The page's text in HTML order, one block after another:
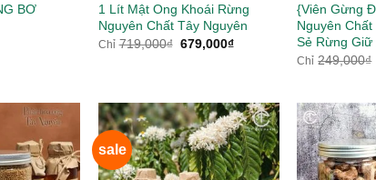
BƠ
1 Lít Mật Ong Khoái Rừng
Nguyên Chất Tây Nguyên
Chỉ 719,000₫ Giá
679,000₫Giá
{Viên Gừng
Nguyên
Sẻ Rừng Giữ
Chỉ 249,000₫
sale